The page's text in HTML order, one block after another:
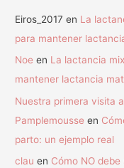
Eiros_2017 en La
para mantener
Noe en La lactancia
mantener lactancia
Nuestra primera visita
Pamplemousse en
parto: un ejemplo real
clau en Cómo NO